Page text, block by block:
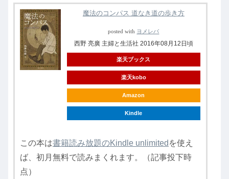
魔法のコンパス 道なき道の歩き方
posted with ヨメレバ
西野 亮廣 主婦と生活社 2016年08月12日頃
楽天ブックス
楽天kobo
Amazon
Kindle
この本は書籍読み放題のKindle unlimited を使え
ば、初月無料で読みまくれます。（記事投下時
点）